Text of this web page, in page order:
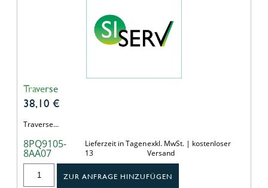
Traverse
38,10 €
Traverse…
8PQ9105-
8AA07
Lieferzeit in Tagen
13
exkl. MwSt. | kostenloser
Versand
ZUR ANFRAGE HINZUFÜGEN